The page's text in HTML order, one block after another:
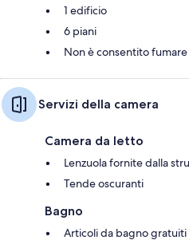
1 edificio
6 piani
Non è consentito fumare
Servizi della camera
Camera da letto
Lenzuola fornite dalla
Tende oscuranti
Bagno
Articoli da bagno gratuiti